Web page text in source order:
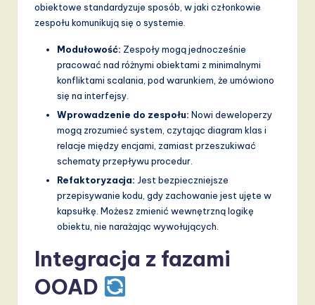
obiektowe standardyzuje sposób, w jaki członkowie
zespołu komunikują się o systemie.
Modułowość: Zespoły mogą jednocześnie
pracować nad różnymi obiektami z minimalnymi
konfliktami scalania, pod warunkiem, że umówiono
się na interfejsy.
Wprowadzenie do zespołu: Nowi deweloperzy
mogą zrozumieć system, czytając diagram klas i
relacje między encjami, zamiast przeszukiwać
schematy przepływu procedur.
Refaktoryzacja: Jest bezpieczniejsze
przepisywanie kodu, gdy zachowanie jest ujęte w
kapsułkę. Możesz zmienić wewnętrzną logikę
obiektu, nie narażając wywołujących.
Integracja z fazami
OOAD